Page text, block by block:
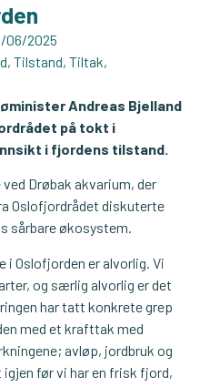
06/2025
, Tilstand, Tiltak,
Andreas Bjelland
på tokt i
i fjordens tilstand.
Drøbak akvarium, der
Oslofjordrådet diskuterte
sårbare økosystem.
Oslofjorden er alvorlig. Vi
og særlig alvorlig er det
har tatt konkrete grep
med et krafttak med
avløp, jordbruk og
før vi har en frisk fjord,